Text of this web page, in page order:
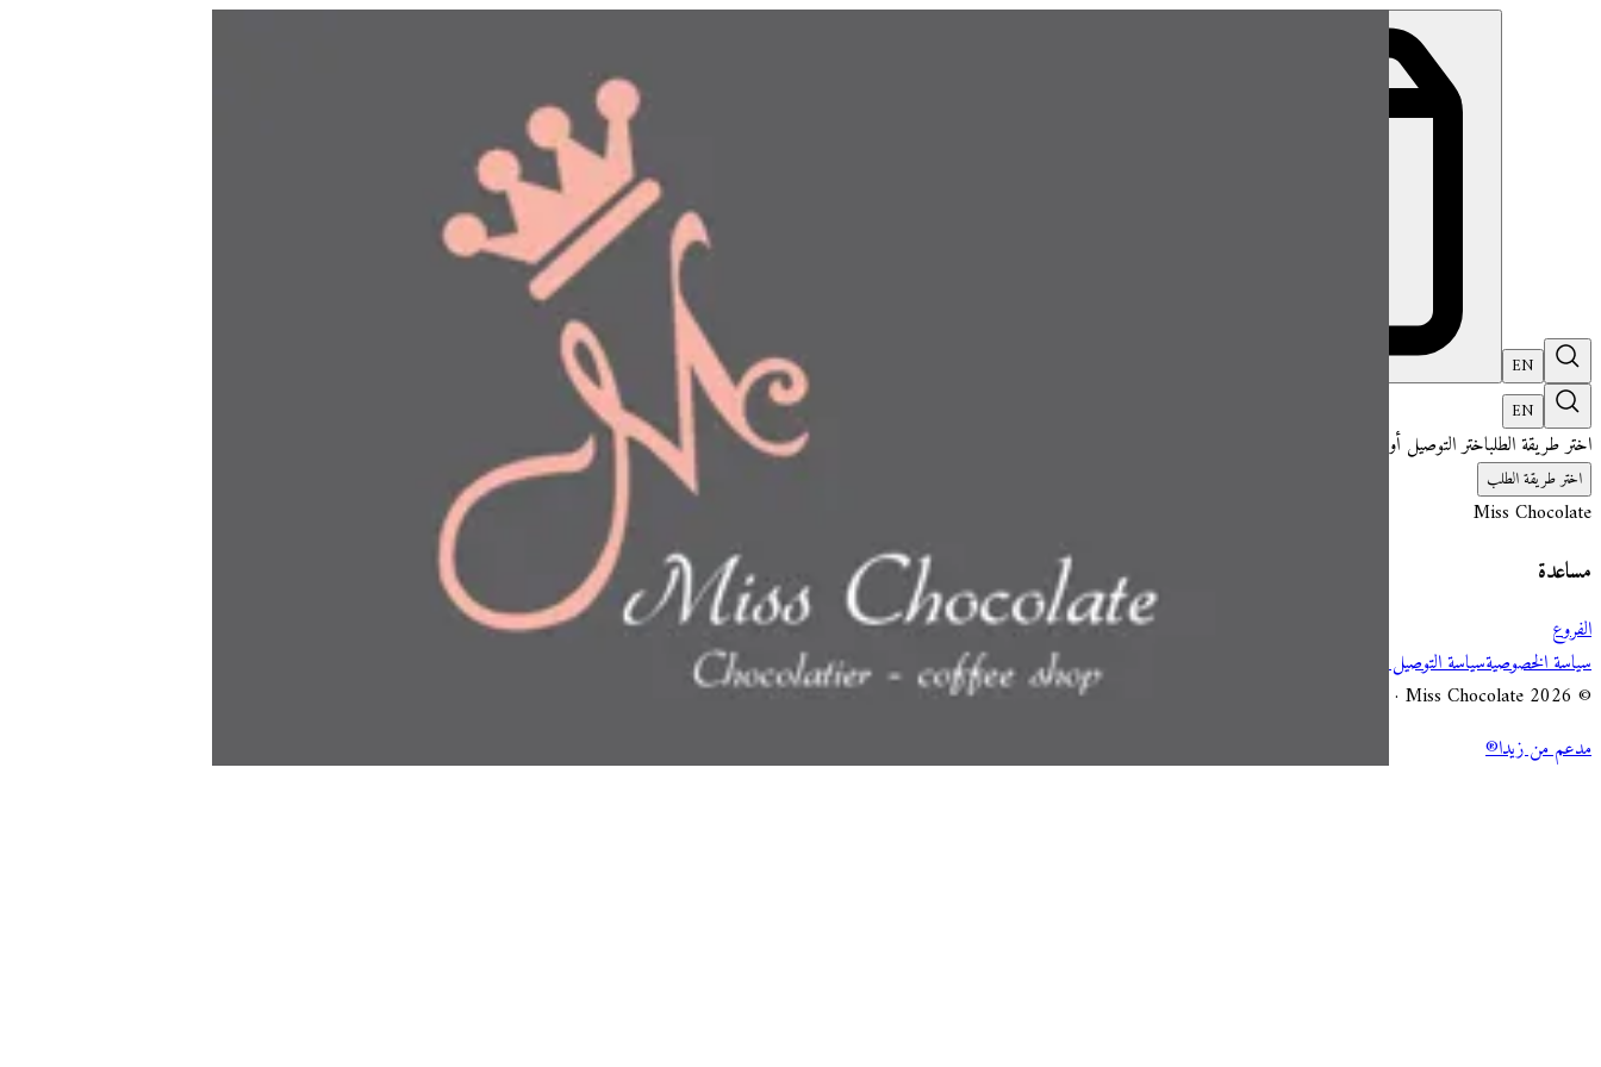
EN
EN
اختر طريقة الطلباختر التوصيل أو الاستلام حتى نتمكن من عرض هذا الصنف وبدء طلبك
اختر طريقة الطلب
Miss Chocolate
مساعدة
الفروع
سياسة الخصوصيةسياسة التوصيل والإلغاء
© 2026 Miss Chocolate · جميع الحقوق محفوظة.
مدعم من زيدا®
ميس شوكلت| مطعم للطلب اونلاين